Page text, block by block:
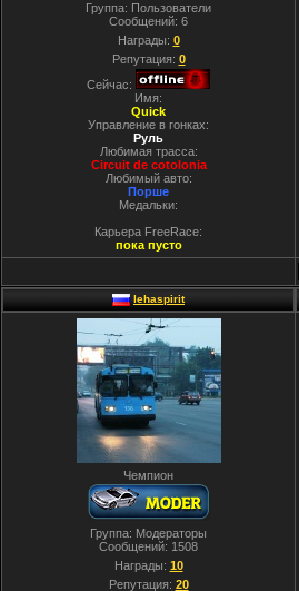
Группа: Пользователи
Сообщений: 6
Награды: 0
Репутация: 0
Сейчас:
Имя:
Quick
Управление в гонках:
Руль
Любимая трасса:
Circuit de cotolonia
Любимый авто:
Порше
Медальки:
Карьера FreeRace:
пока пусто
lehaspirit
Чемпион
Группа: Модераторы
Сообщений: 1508
Награды: 10
Репутация: 20